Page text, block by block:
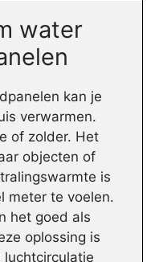
water
kan je
verwarmen.
of zolder. Het
objecten of
is
meter te voelen.
het goed als
oplossing is